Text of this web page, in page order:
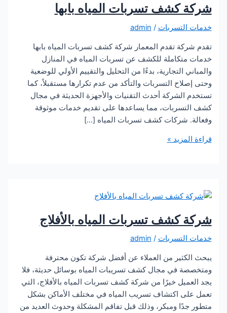
كشف تسربات المياه بابها
/
admin
تقدم المعمار شركة كشف تسربات المياه بابها
للكشف عن تسربات المياه في المنازل
التجارية، بدءًا من التحليل والتقييم الأولي للوضعية
التسربات والتأكد من عدم تكرارها مستقبلاً، كما
الشركة أحدث التقنيات والأجهزة الحديثة في مجال
مما يساعدها على تقديم خدمات موثوقة
شركات كشف تسربات المياه […]
»
كشف تسربات المياه بالأفلاج
/
admin
من العملاء عن أفضل شركة تكون محترفة
في مجال كشف تسريبات المياه بوسائل حديثة، فلا
خيرًا من شركة كشف تسربات المياه بالأفلاج، التي
اكتشاف تسريب المياه في مختلف الأماكن بشكل
ومبكر، وذلك قبل تفاقم المشكلة وحدوث العديد من